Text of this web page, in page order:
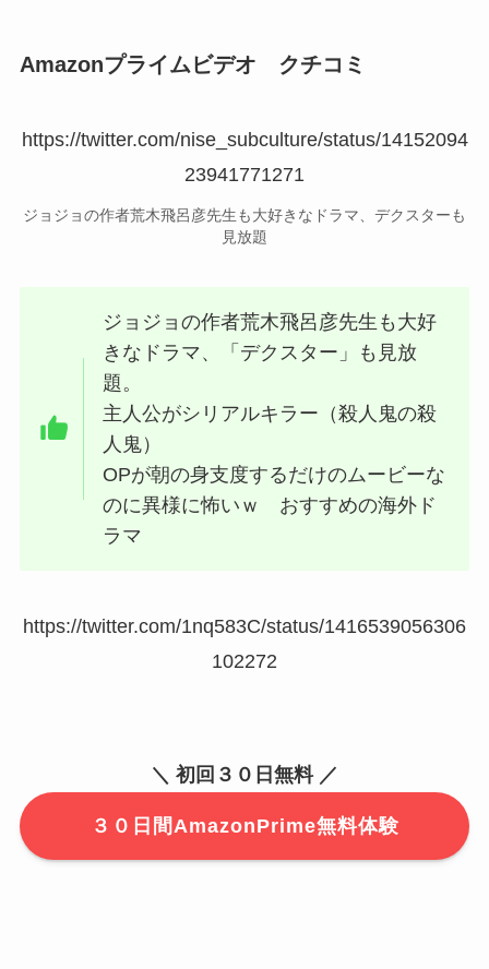
Amazonプライムビデオ クチコミ
https://twitter.com/nise_subculture/status/14152094
23941771271
ジョジョの作者荒木飛呂彦先生も大好きなドラマ、デクスターも
見放題
ジョジョの作者荒木飛呂彦先生も大好
きなドラマ、「デクスター」も見放
題。
主人公がシリアルキラー（殺人鬼の殺
人鬼）
OPが朝の身支度するだけのムービーな
のに異様に怖いｗ おすすめの海外ド
ラマ
https://twitter.com/1nq583C/status/1416539056306
102272
＼ 初回３０日無料 ／
３０日間AmazonPrime無料体験